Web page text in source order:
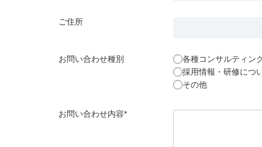
ご住所
お問い合わせ種別
各種コンサルティン
採用情報・研修につ
その他
お問い合わせ内容*